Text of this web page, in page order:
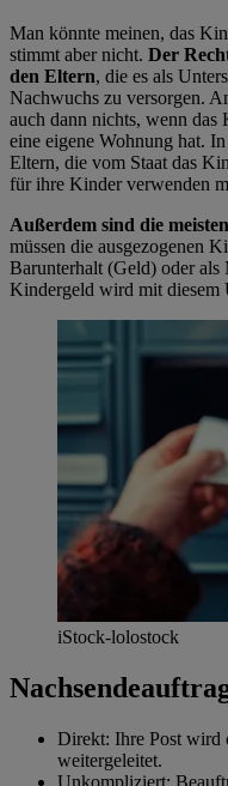
Man könnte meinen, das
stimmt aber nicht. Der
den Eltern, die es als
Nachwuchs zu versorgen.
auch dann nichts, wenn das
eine eigene Wohnung hat.
Eltern, die vom Staat das
für ihre Kinder verwenden
Außerdem sind die
müssen die ausgezogenen
Barunterhalt (Geld) oder
Kindergeld wird mit diesem
iStock-lolostock
Direkt: Ihre Post wird
weitergeleitet.
Unkompliziert: